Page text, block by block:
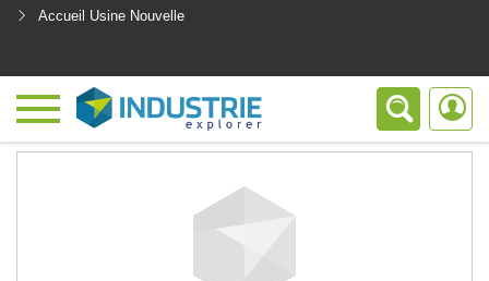
Accueil Usine Nouvelle